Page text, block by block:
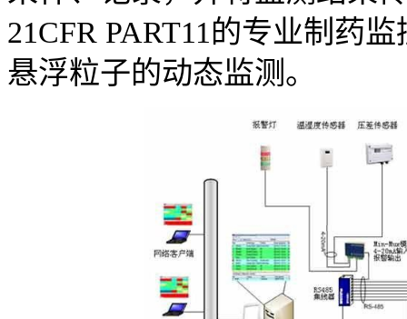
21CFR PART11的专业制药
悬浮粒子的动态监测。